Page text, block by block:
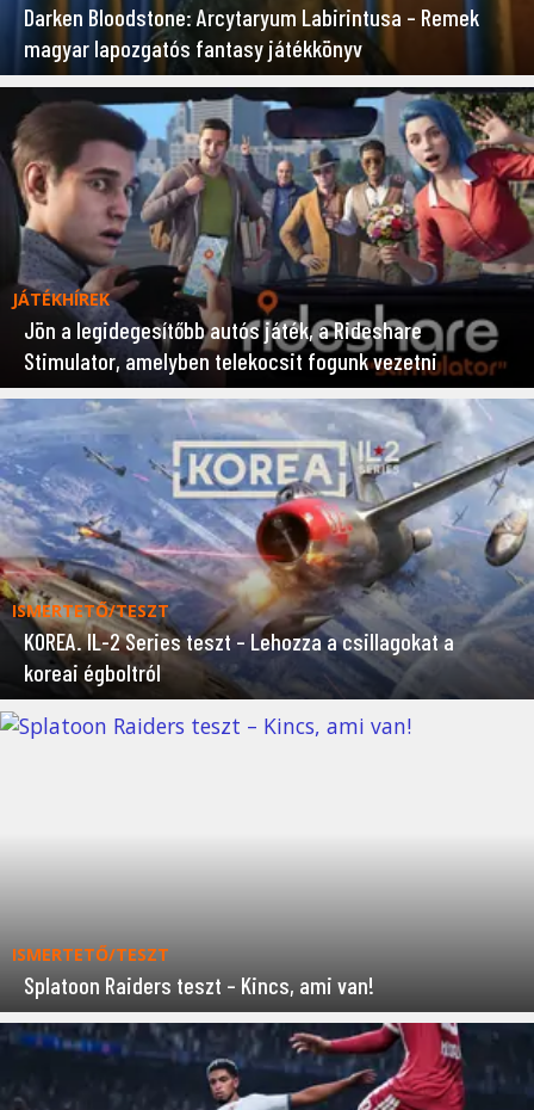
Darken Bloodstone: Arcytaryum Labirintusa – Remek
magyar lapozgatós fantasy játékkönyv
JÁTÉKHÍREK
Jön a legidegesítőbb autós játék, a Rideshare
Stimulator, amelyben telekocsit fogunk vezetni
ISMERTETŐ/TESZT
KOREA. IL-2 Series teszt – Lehozza a csillagokat a
koreai égboltról
ISMERTETŐ/TESZT
Splatoon Raiders teszt – Kincs, ami van!